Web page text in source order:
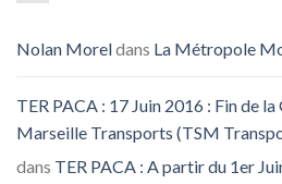
Nolan Moreldans La Métropole
TER PACA : 17 Juin 2016 : Fin de
Marseille Transports (TSM
dans TER PACA : A partir du 1er